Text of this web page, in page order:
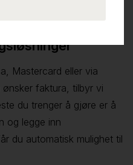
Mastercard eller via
faktura, tilbyr vi
du trenger å gjøre er å
og legge inn
du automatisk mulighet til